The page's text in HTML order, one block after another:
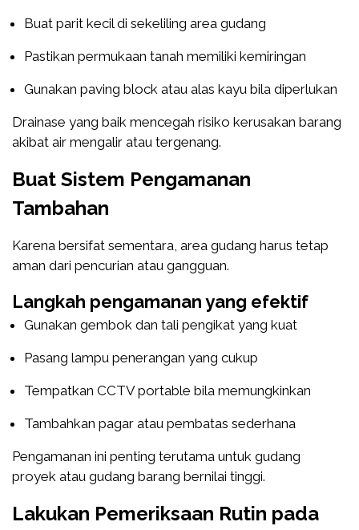
Buat parit kecil di sekeliling area gudang
Pastikan permukaan tanah memiliki kemiringan
Gunakan paving block atau alas kayu bila diperlukan
Drainase yang baik mencegah risiko kerusakan barang
akibat air mengalir atau tergenang.
Buat Sistem Pengamanan
Tambahan
Karena bersifat sementara, area gudang harus tetap
aman dari pencurian atau gangguan.
Langkah pengamanan yang efektif
Gunakan gembok dan tali pengikat yang kuat
Pasang lampu penerangan yang cukup
Tempatkan CCTV portable bila memungkinkan
Tambahkan pagar atau pembatas sederhana
Pengamanan ini penting terutama untuk gudang
proyek atau gudang barang bernilai tinggi.
Lakukan Pemeriksaan Rutin pada